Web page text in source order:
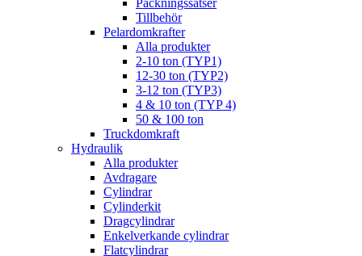
Packningssatser
Tillbehör
Pelardomkrafter
Alla produkter
2-10 ton (TYP1)
12-30 ton (TYP2)
3-12 ton (TYP3)
4 & 10 ton (TYP 4)
50 & 100 ton
Truckdomkraft
Hydraulik
Alla produkter
Avdragare
Cylindrar
Cylinderkit
Dragcylindrar
Enkelverkande cylindrar
Flatcylindrar